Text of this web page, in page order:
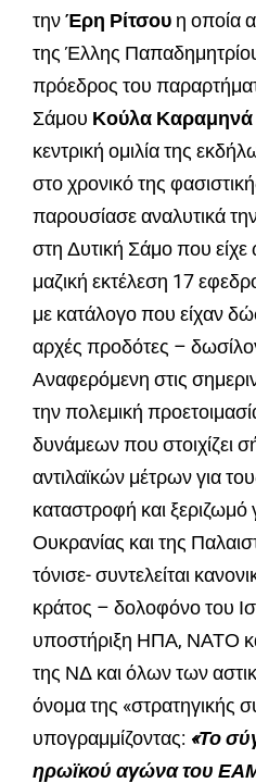
τηνΈρη Ρίτσου η οποία
της Έλλης
πρόεδρος του
Σάμου Κούλα
κεντρική ομιλία της
στο χρονικό της
παρουσίασε αναλυτικά
στη Δυτική Σάμο που
μαζική εκτέλεση 17
με κατάλογο που είχαν
αρχές προδότες –
Αναφερόμενη στις
την πολεμική
δυνάμεων που στοιχίζει
αντιλαϊκών μέτρων για
καταστροφή και ξεριζωμό
Ουκρανίας και της
τόνισε- συντελείται
κράτος – δολοφόνο του
υποστήριξη ΗΠΑ, ΝΑΤΟ
της ΝΔ και όλων των
όνομα της «στρατηγικής
υπογραμμίζοντας: «Το
ηρωϊκού αγώνα του